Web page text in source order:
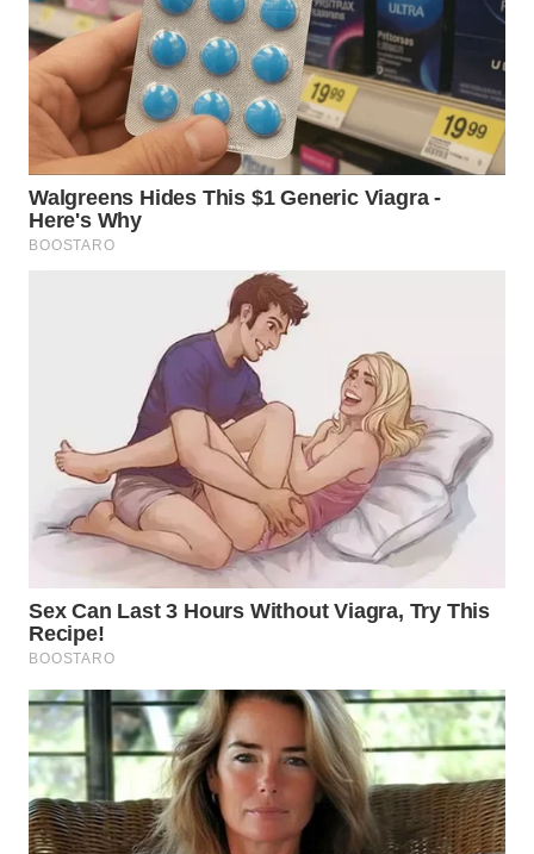
WN
DANAU
TOBA
WN
NIAS
WN
WN
TANJUNG
LESUNG
WN
KARO
WN
SIMALUNGUN
LABUHANBATU
WN
TAPANULI